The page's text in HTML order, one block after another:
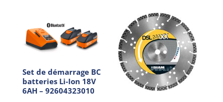
Set de démarrage BC
batteries Li-Ion 18V
6AH – 92604323010